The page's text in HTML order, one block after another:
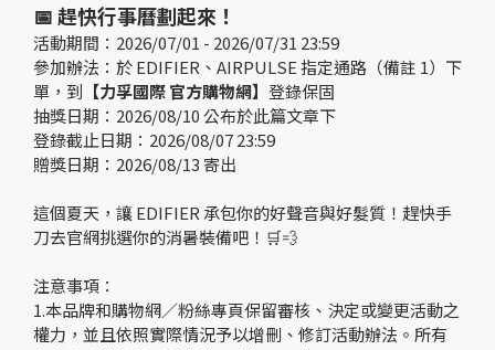
📅 趕快行事曆劃起來！
活動期間：2026/07/01 - 2026/07/31 23:59
參加辦法：於 EDIFIER、AIRPULSE 指定通路（備註 1）下
單，到 【力孚國際 官方購物網】 登錄保固
抽獎日期：2026/08/10 公布於此篇文章下
登錄截止日期：2026/08/07 23:59
贈獎日期：2026/08/13 寄出
這個夏天，讓 EDIFIER 承包你的好聲音與好髮質！趕快手
刀去官網挑選你的消暑裝備吧！🛒💨
注意事項：
1.本品牌和購物網／粉絲專頁保留審核、決定或變更活動之
權力，並且依照實際情況予以增刪、修訂活動辦法。所有